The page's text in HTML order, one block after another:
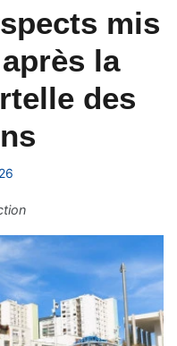
mis
la
des